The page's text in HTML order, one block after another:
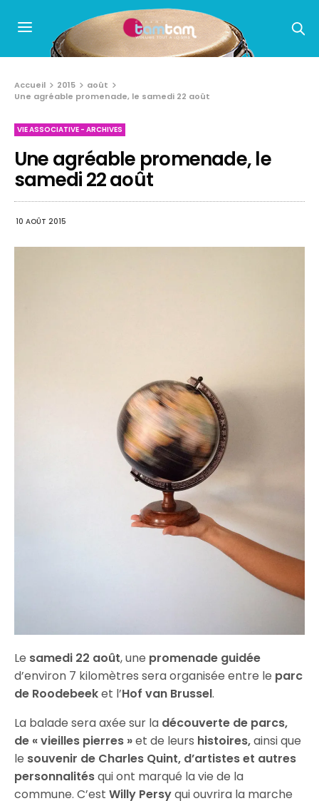
Accueil 2015
août
Une agréable promenade, le samedi 22 août
VIE ASSOCIATIVE - ARCHIVES
Une agréable promenade, le
samedi 22 août
10 AOÛT 2015
Le samedi 22 août, une promenade guidée
d’environ 7 kilomètres sera organisée entre le parc
de Roodebeeket l’Hof van Brussel.
La balade sera axée sur la découverte de parcs,
de « vieilles pierres »et de leurs histoires,ainsi que
le souvenir de Charles Quint, d’artistes et autres
personnalitésqui ont marqué la vie de la
commune. C’estWilly Persyqui ouvrira la marche